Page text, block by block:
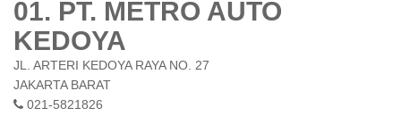
01. PT. METRO AUTO
KEDOYA
JL. ARTERI KEDOYA RAYA NO. 27
JAKARTA BARAT
021-5821826